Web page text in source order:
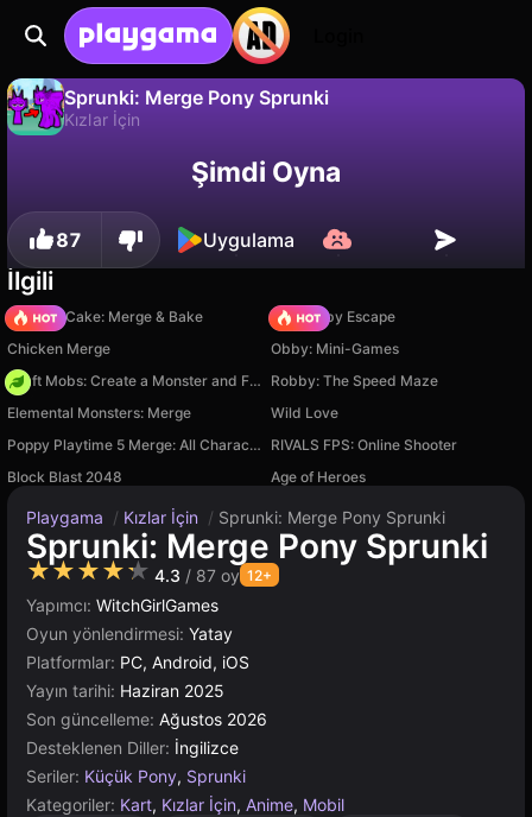
Sprunki: Merge Pony Sprunki
Kızlar İçin
İlerlemeyi kaydet! Hayır
Şimdi Oyna
87 Uygulama
İlgili
Piece of Cake: Merge & Bake
Your Obby Escape
Chicken Merge
Obby: Mini-Games
Craft Mobs: Create a Monster and Fight!
Robby: The Speed Maze
Elemental Monsters: Merge
Wild Love
Poppy Playtime 5 Merge: All Characters
RIVALS FPS: Online Shooter
Block Blast 2048
Age of Heroes
Playgama / Kızlar İçin / Sprunki: Merge Pony Sprunki
Sprunki: Merge Pony Sprunki
★★★★★ 4.3 / 87 oy 12+
Yapımcı: WitchGirlGames
Oyun yönlendirmesi: Yatay
Platformlar: PC, Android, iOS
Yayın tarihi: Haziran 2025
Son güncelleme: Ağustos 2026
Desteklenen Diller: İngilizce
Seriler: Küçük Pony, Sprunki
Kategoriler: Kart, Kızlar İçin, Anime, Mobil